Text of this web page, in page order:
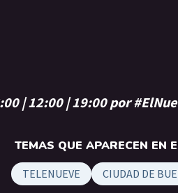
| 12:00 | 19:00 por
TEMAS QUE APARECEN EN
TELENUEVE CIUDAD DE